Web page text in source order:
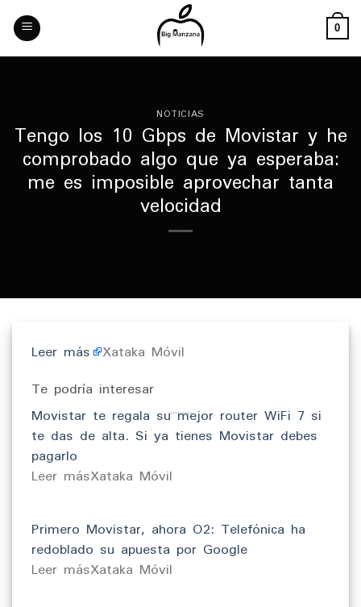
Skip
content
0
NOTICIAS
Tengo los 10 Gbps de Movistar y he
comprobado algo que ya esperaba:
me es imposible aprovechar tanta
velocidad
Leer más Xataka Móvil
Te podría interesar
Movistar te regala su mejor router WiFi 7 si
te das de alta. Si ya tienes Movistar debes
pagarlo
​Leer másXataka Móvil
Primero Movistar, ahora O2: Telefónica ha
redoblado su apuesta por Google
​Leer másXataka Móvil